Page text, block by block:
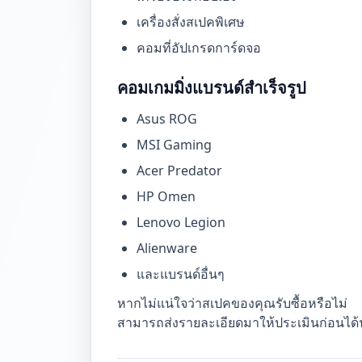
เครื่องสั่งสเปคพิเศษ
คอมที่อัปเกรดการ์ดจอ
คอมเกมมิ่งแบรนด์สำเร็จรูป
Asus ROG
MSI Gaming
Acer Predator
HP Omen
Lenovo Legion
Alienware
และแบรนด์อื่นๆ
หากไม่แน่ใจว่าสเปคของคุณรับซื้อหรือไม่
สามารถส่งรายละเอียดมาให้ประเมินก่อนไ